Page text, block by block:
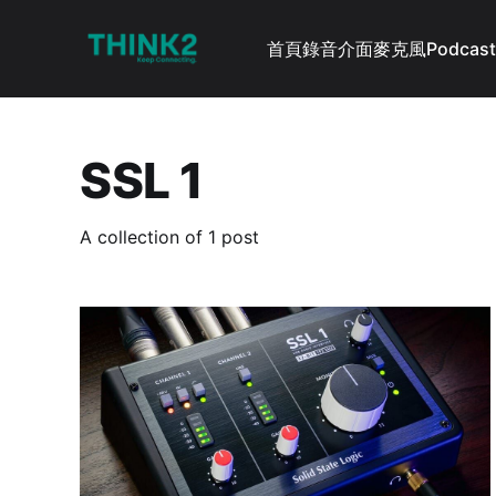
首頁錄音介面麥克風Podcast
SSL 1
A collection of 1 post